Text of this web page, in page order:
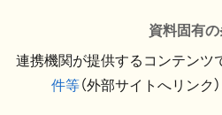
資料固有
連携機関が提供するコンテンツ
件等（外部サイトへリンク